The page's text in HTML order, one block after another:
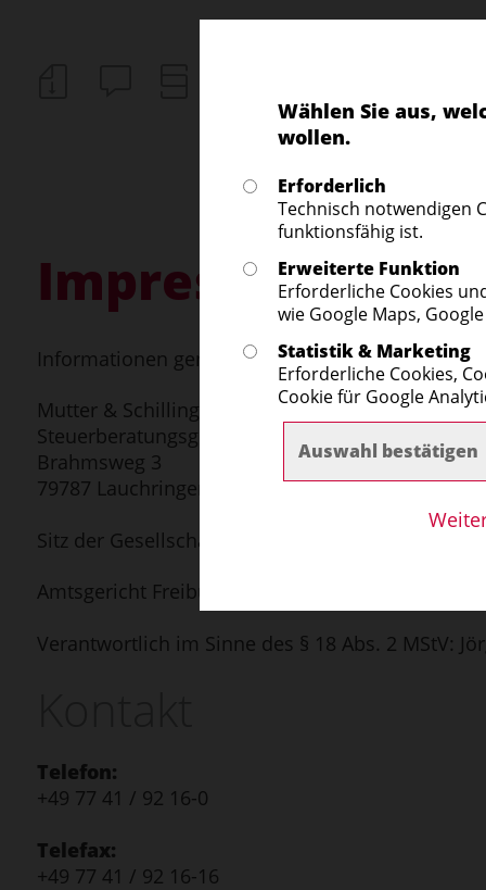
Impressum
Informationen gemäß § 5 Telemediengesetz
Mutter & Schilling
Steuerberatungsgesellschaft mbH & Co. KG
Brahmsweg 3
79787 Lauchringen
Sitz der Gesellschaft: Lauchringen
Amtsgericht Freiburg i. Br. HRA 704431
Verantwortlich im Sinne des § 18 Abs. 2 MStV:
Telefon:
+49 77 41 / 92 16-0
Telefax:
+49 77 41 / 92 16-16
Wählen Sie aus,
wollen.
Erforderlich
Technisch notwendigen
funktionsfähig ist.
Erweiterte Funktion
Erforderliche Cookies
wie Google Maps,
Statistik & Marketing
Erforderliche Cookies,
Cookie für Google
Auswahl bestätigen